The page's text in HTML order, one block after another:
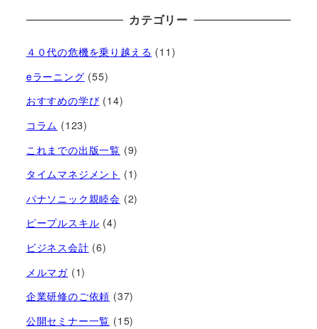
カテゴリー
４０代の危機を乗り越える (11)
eラーニング (55)
おすすめの学び (14)
コラム (123)
これまでの出版一覧 (9)
タイムマネジメント (1)
パナソニック親睦会 (2)
ピープルスキル (4)
ビジネス会計 (6)
メルマガ (1)
企業研修のご依頼 (37)
公開セミナー一覧 (15)